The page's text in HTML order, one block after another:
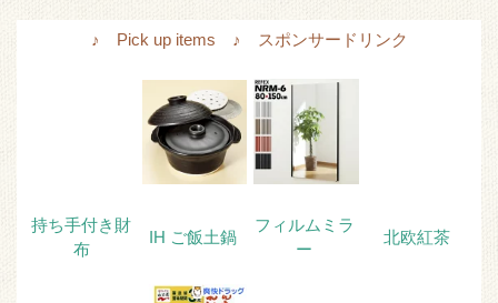
c
t
n
a
♪ Pick up items ♪ スポンサードリンク
持ち手付き財
布
IH ご飯土鍋
フィルムミラ
ー
北欧紅茶